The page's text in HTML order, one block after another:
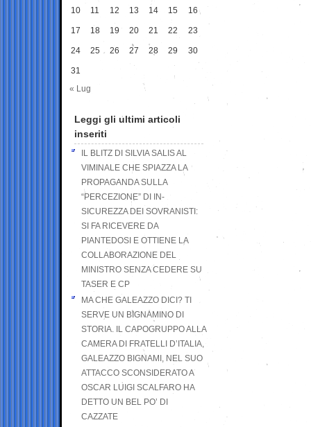
10 11 12 13 14 15 16
17 18 19 20 21 22 23
24 25 26 27 28 29 30
31
« Lug
Leggi gli ultimi articoli
inseriti
IL BLITZ DI SILVIA SALIS AL
VIMINALE CHE SPIAZZA LA
PROPAGANDA SULLA
“PERCEZIONE” DI IN-
SICUREZZA DEI SOVRANISTI:
SI FA RICEVERE DA
PIANTEDOSI E OTTIENE LA
COLLABORAZIONE DEL
MINISTRO SENZA CEDERE SU
TASER E CP
MA CHE GALEAZZO DICI? TI
SERVE UN BIGNAMINO DI
STORIA. IL CAPOGRUPPO ALLA
CAMERA DI FRATELLI D’ITALIA,
GALEAZZO BIGNAMI, NEL SUO
ATTACCO SCONSIDERATO A
OSCAR LUIGI SCALFARO HA
DETTO UN BEL PO’ DI
CAZZATE